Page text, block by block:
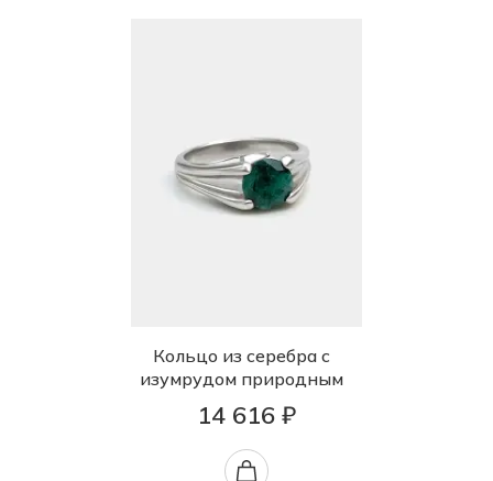
Кольцо из серебра с
изумрудом природным
14 616 ₽